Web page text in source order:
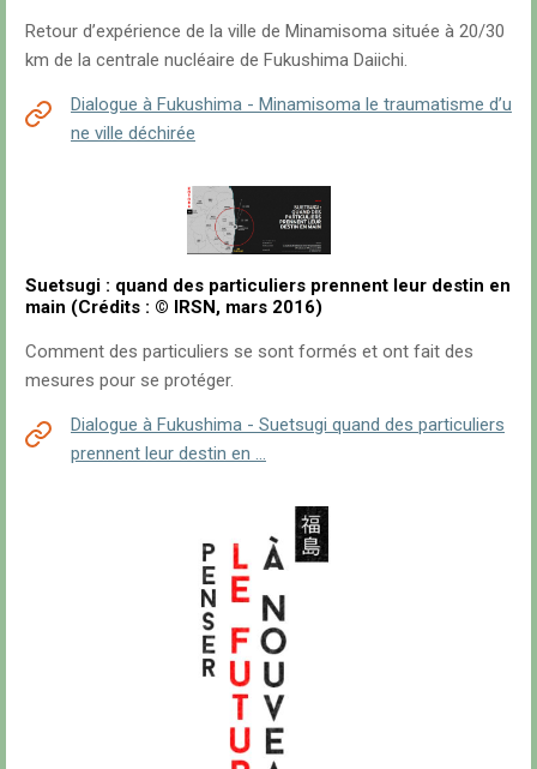
Retour d’expérience de la ville de Minamisoma située à 20/30
km de la centrale nucléaire de Fukushima Daiichi.
Dialogue à Fukushima - Minamisoma le traumatisme d’u
ne ville déchirée
Suetsugi : quand des particuliers prennent leur destin en
main (Crédits : © IRSN, mars 2016)
Comment des particuliers se sont formés et ont fait des
mesures pour se protéger.
Dialogue à Fukushima - Suetsugi quand des particuliers
prennent leur destin en …